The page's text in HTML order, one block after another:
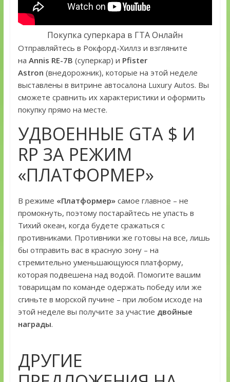
Покупка суперкара в ГТА Онлайн
Отправляйтесь в Рокфорд-Хиллз и взгляните
на Annis RE-7B (суперкар) и Pfister
Astron (внедорожник), которые на этой неделе
выставлены в витрине автосалона Luxury Autos. Вы
сможете сравнить их характеристики и оформить
покупку прямо на месте.
УДВОЕННЫЕ GTA $ И
RP ЗА РЕЖИМ
«ПЛАТФОРМЕР»
В режиме «Платформер»самое главное – не
промокнуть, поэтому постарайтесь не упасть в
Тихий океан, когда будете сражаться с
противниками. Противники же готовы на все, лишь
бы отправить вас в красную зону – на
стремительно уменьшающуюся платформу,
которая подвешена над водой. Помогите вашим
товарищам по команде одержать победу или же
сгиньте в морской пучине – при любом исходе на
этой неделе вы получите за участие двойные
награды.
ДРУГИЕ